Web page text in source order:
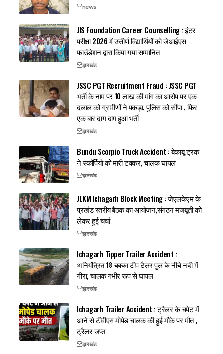
news
JIS Foundation Career Counselling : इंटर
परीक्षा 2026 में उत्तीर्ण विद्यार्थियों को जेआईएस
फाउंडेशन द्वारा किया गया सम्मानित
झारखंड
JSSC PGT Recruitment Fraud : JSSC PGT
भर्ती के नाम पर 10 लाख की मांग का आरोप पर एक
दलाल को ग्रामीणों ने पकड़ा, पुलिस को सौंपा , फिर
एक बार दाग दाग हुआ भर्ती
झारखंड
Bundu Scorpio Truck Accident : बेकाबू ट्रक
ने स्कॉर्पियो को मारी टक्कर, चालक घायल
झारखंड
JLKM Ichagarh Block Meeting : जेएलकेएम के
प्रखंड स्तरीय बैठक का आयोजन,संगठन मजबूती को
लेकर हुई चर्चा
झारखंड
Ichagarh Tipper Trailer Accident :
अनियंत्रित 18 चक्का टीप टैलर पुल के नीचे नदी में
गीरा, चालक गंभीर रूप से घायल
झारखंड
Ichagarh Trailer Accident : ट्रैलर के चपेट में
आने से टीवीएस मोपेड चालक की हुई मौके पर मौत ,
ट्रैलर जप्त
झारखंड